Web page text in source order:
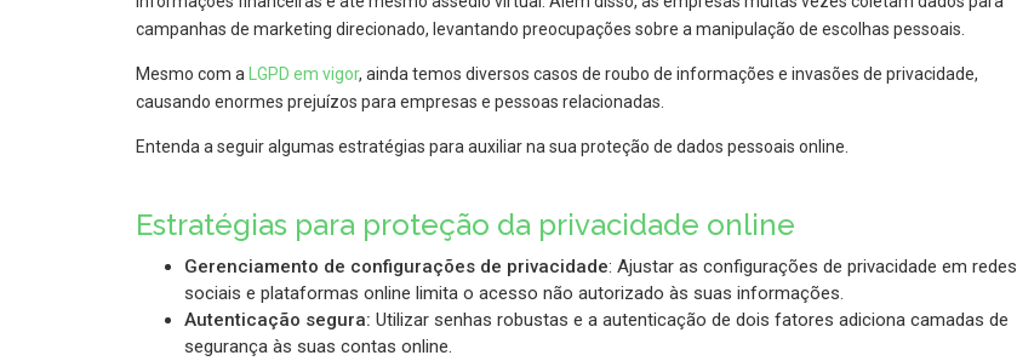
campanhas de marketing direcionado, levantando preocupações sobre a manipulação de escolhas pessoais.
Mesmo com a LGPD em vigor, ainda temos diversos casos de roubo de informações e invasões de privacidade,
causando enormes prejuízos para empresas e pessoas relacionadas.
Entenda a seguir algumas estratégias para auxiliar na sua proteção de dados pessoais online.
Estratégias para proteção da privacidade online
Gerenciamento de configurações de privacidade: Ajustar as configurações de privacidade em redes
sociais e plataformas online limita o acesso não autorizado às suas informações.
Autenticação segura: Utilizar senhas robustas e a autenticação de dois fatores adiciona camadas de
segurança às suas contas online.